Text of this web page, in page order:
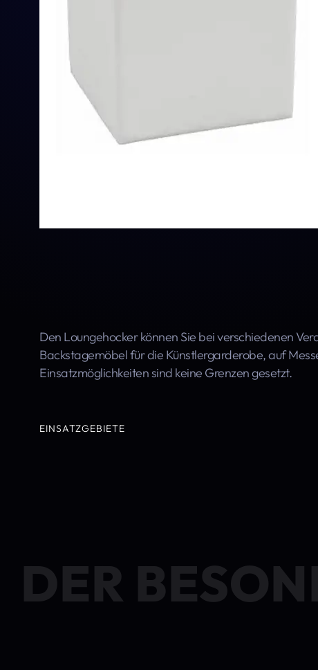
Den Loungehocker können Sie bei verschiedenen
Backstagemöbel für die Künstlergarderobe, auf
Einsatzmöglichkeiten sind keine Grenzen gesetzt.
EINSATZGEBIETE
DER